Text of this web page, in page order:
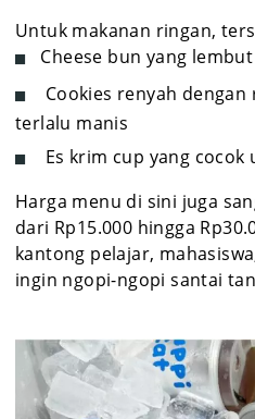
Untuk makanan ringan,
Cheese bun yang
Cookies renyah dengan
terlalu manis
Es krim cup yang
Harga menu di sini juga
dari Rp15.000 hingga
kantong pelajar,
ingin ngopi-ngopi santai